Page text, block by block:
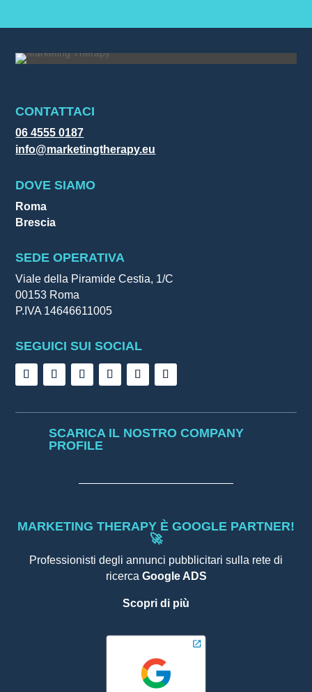
CONTATTACI
06 4555 0187
info@marketingtherapy.eu
DOVE SIAMO
Roma
Brescia
SEDE OPERATIVA
Viale della Piramide Cestia, 1/C
00153 Roma
P.IVA 14646611005
SEGUICI SUI SOCIAL
SCARICA IL NOSTRO COMPANY
PROFILE
MARKETING THERAPY È GOOGLE PARTNER!
🚀
Professionisti degli annunci pubblicitari sulla rete di
ricerca Google ADS
Scopri di più